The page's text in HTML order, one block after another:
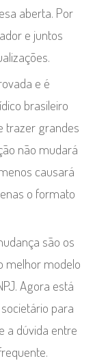
aberta. Por
e juntos
e é
brasileiro
trazer grandes
não mudará
causará
o formato
são os
melhor modelo
Agora está
para
a dúvida entre